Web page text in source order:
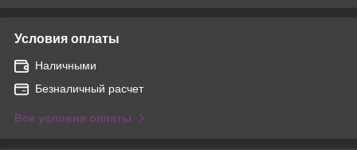
Условия оплаты
Наличными
Безналичный расчет
Все условия оплаты